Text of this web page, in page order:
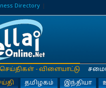
Directory
செய்திகள் - விளையாட்டு
தமிழகம் இந்தியா